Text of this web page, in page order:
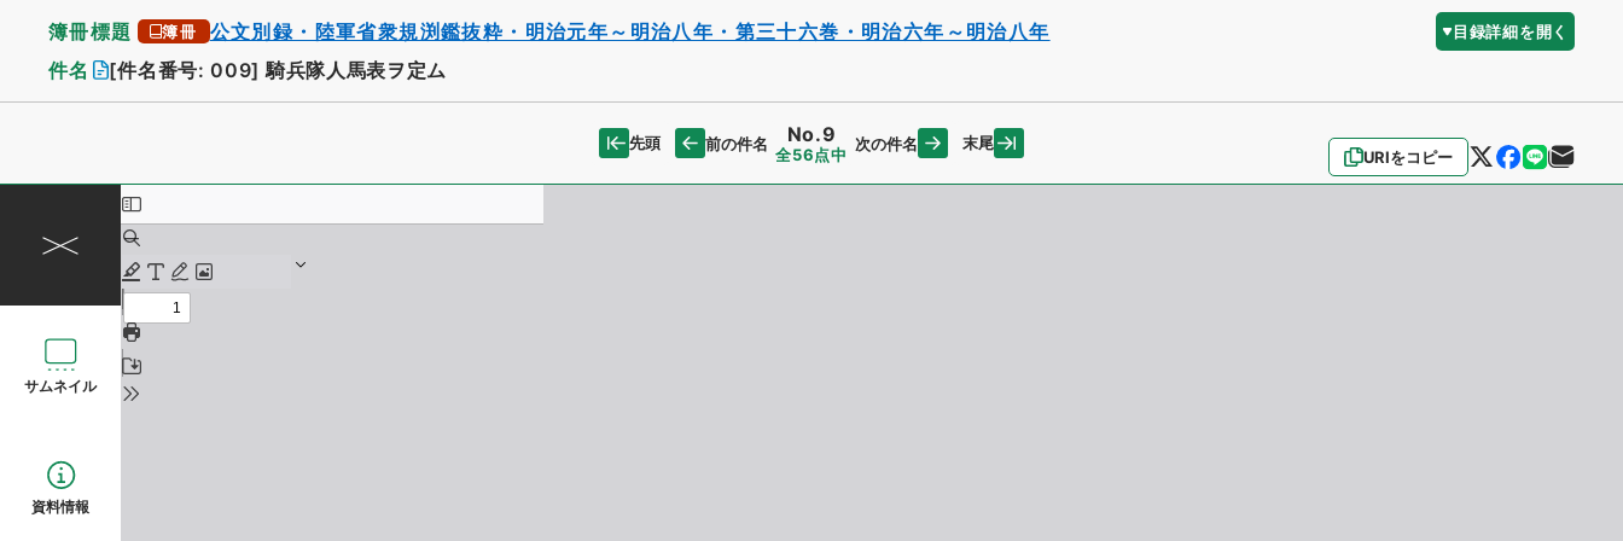
簿冊標題 簿冊 公文別録・陸軍省衆規渕鑑抜粋・明治元年～明治八年・第三十六巻・明治六年～明治八年 目録詳細を開く
件名 [件名番号: 009] 騎兵隊人馬表ヲ定ム
URIをコピー
先頭 前の件名 No.9
全56点中
次の件名 末尾
サムネイル
資料情報